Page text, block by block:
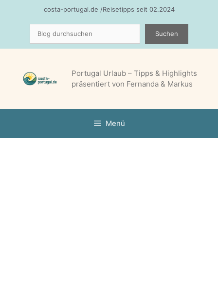
costa-portugal.de /Reisetipps seit 02.2024
Suchen
Portugal Urlaub – Tipps & Highlights
präsentiert von Fernanda & Markus
Menü